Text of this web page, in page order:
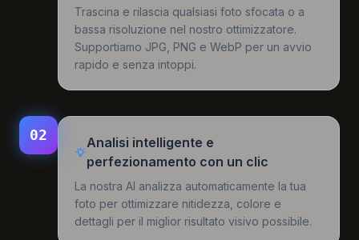
Trascina e rilascia qualsiasi foto sfocata o a
bassa risoluzione nel nostro ottimizzatore.
Supportiamo JPG, PNG e WebP per un avvio
rapido e senza intoppi.
02
Analisi intelligente e
perfezionamento con un clic
La nostra AI analizza automaticamente la tua
foto per ottimizzare nitidezza, colore e
dettagli per il miglior risultato visivo possibile.